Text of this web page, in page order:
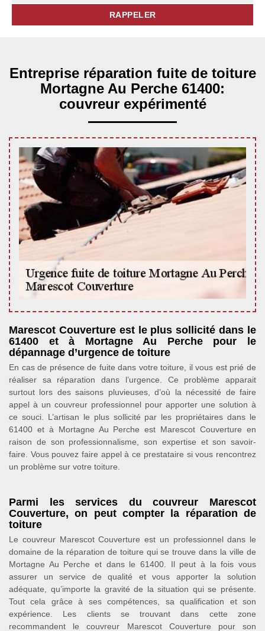
Entreprise réparation fuite de toiture
Mortagne Au Perche 61400:
couvreur expérimenté
Marescot Couverture est le plus sollicité dans le
61400 et à Mortagne Au Perche pour le
dépannage d’urgence de toiture
En cas de présence de fuite dans votre toiture, il vous est prié de
réaliser sa réparation dans l’urgence. Ce problème apparait
surtout lors des saisons pluvieuses, d’où la nécessité de faire
appel à un couvreur professionnel pour apporter une solution à
ce souci. L’artisan le plus sollicité par les propriétaires dans le
61400 et à Mortagne Au Perche est Marescot Couverture en
raison de son professionnalisme, son expertise et son savoir-
faire. Vous pouvez faire appel à ce prestataire si vous rencontrez
un problème sur votre toiture.
Parmi les services du couvreur Marescot
Couverture, on peut compter la réparation de
toiture
Le couvreur Marescot Couverture est un professionnel dans le
domaine de la réparation de toiture qui se trouve dans la ville de
Mortagne Au Perche et dans le 61400. Il peut à la fois vous
assurer un service de qualité et vous apporter la solution
adéquate, qu’importe la gravité de la situation qui se présente.
Tout cela grâce à ses compétences, sa qualification et son
expérience. Les clients se trouvant dans cette zone
recommandent le couvreur Marescot Couverture pour son